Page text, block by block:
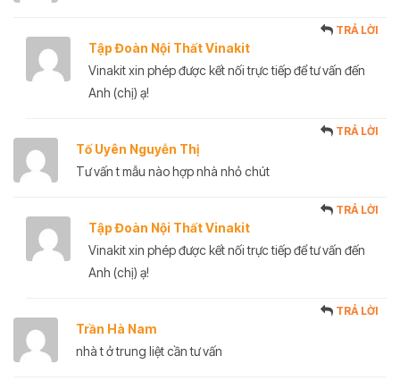
Tập Đoàn Nội Thất Vinakit
TRẢ LỜI
Vinakit xin phép được kết nối trực tiếp để tư vấn đến
Anh (chị) ạ!
Tố Uyên Nguyễn Thị
TRẢ LỜI
Tư vấn t mẫu nào hợp nhà nhỏ chút
Tập Đoàn Nội Thất Vinakit
TRẢ LỜI
Vinakit xin phép được kết nối trực tiếp để tư vấn đến
Anh (chị) ạ!
Trần Hà Nam
TRẢ LỜI
nhà t ở trung liệt cần tư vấn